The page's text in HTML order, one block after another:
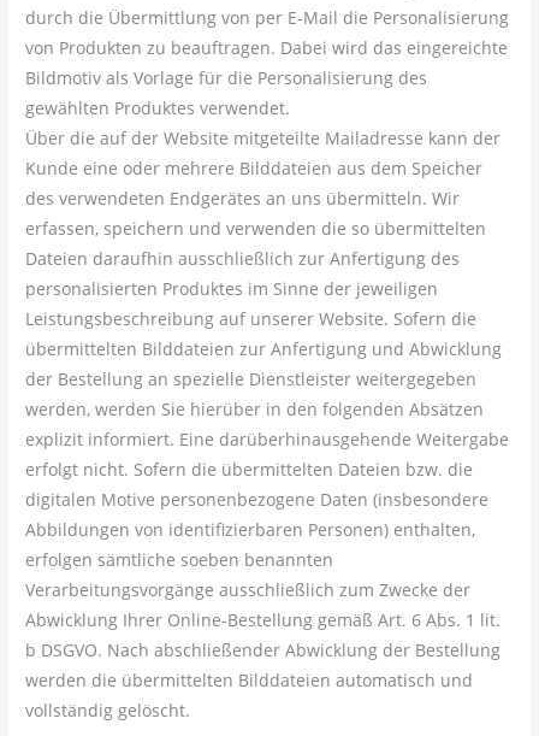
durch die Übermittlung von per E-Mail die Personalisierung
von Produkten zu beauftragen. Dabei wird das eingereichte
Bildmotiv als Vorlage für die Personalisierung des
gewählten Produktes verwendet.
Über die auf der Website mitgeteilte Mailadresse kann der
Kunde eine oder mehrere Bilddateien aus dem Speicher
des verwendeten Endgerätes an uns übermitteln. Wir
erfassen, speichern und verwenden die so übermittelten
Dateien daraufhin ausschließlich zur Anfertigung des
personalisierten Produktes im Sinne der jeweiligen
Leistungsbeschreibung auf unserer Website. Sofern die
übermittelten Bilddateien zur Anfertigung und Abwicklung
der Bestellung an spezielle Dienstleister weitergegeben
werden, werden Sie hierüber in den folgenden Absätzen
explizit informiert. Eine darüberhinausgehende Weitergabe
erfolgt nicht. Sofern die übermittelten Dateien bzw. die
digitalen Motive personenbezogene Daten (insbesondere
Abbildungen von identifizierbaren Personen) enthalten,
erfolgen sämtliche soeben benannten
Verarbeitungsvorgänge ausschließlich zum Zwecke der
Abwicklung Ihrer Online-Bestellung gemäß Art. 6 Abs. 1 lit.
b DSGVO. Nach abschließender Abwicklung der Bestellung
werden die übermittelten Bilddateien automatisch und
vollständig gelöscht.